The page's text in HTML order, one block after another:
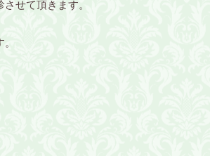
せて頂きます。